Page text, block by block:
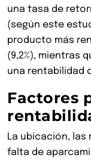
una tasa de
(según este
producto más
(9,2%), mientras
una rentabilidad
Factores
La ubicación,
falta de